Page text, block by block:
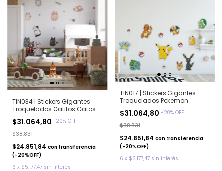
TIN034 | Stickers Gigantes
Troquelados Gatitos Gatos
$31.064,80 -20% OFF
$38.831
$24.851,84 con transferencia
(-20%OFF)
6 x $5.177,47 sin interés
TIN017 | Stickers Gigantes
Troquelados Pokemon
$31.064,80 -20% OFF
$38.831
$24.851,84 con transferencia
(-20%OFF)
6 x $5.177,47 sin interés